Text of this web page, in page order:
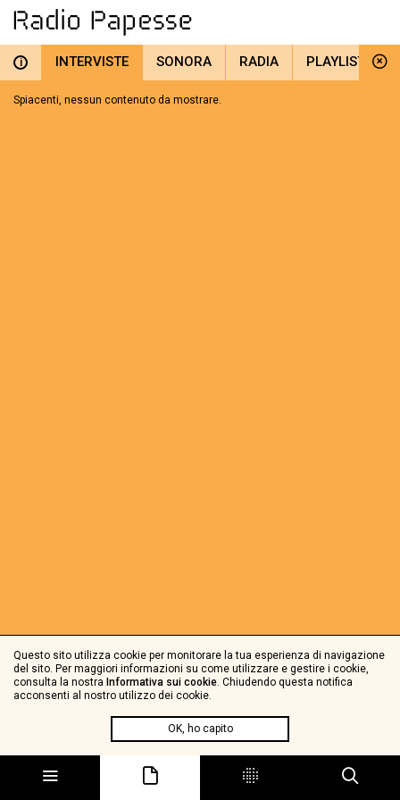
i INTERVISTE SONORA RADIA PLAYLIST
Spiacenti, nessun contenuto da mostrare.
Questo sito utilizza cookie per monitorare la tua esperienza di navigazione
del sito. Per maggiori informazioni su come utilizzare e gestire i cookie,
consulta la nostra Informativa sui cookie. Chiudendo questa notifica
acconsenti al nostro utilizzo dei cookie.
OK, ho capito